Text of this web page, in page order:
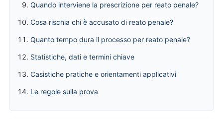
Quando interviene la prescrizione per reato penale?
Cosa rischia chi è accusato di reato penale?
Quanto tempo dura il processo per reato penale?
Statistiche, dati e termini chiave
Casistiche pratiche e orientamenti applicativi
Le regole sulla prova